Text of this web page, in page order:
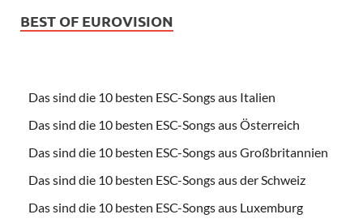
BEST OF EUROVISION
Das sind die 10 besten ESC-Songs aus Italien
Das sind die 10 besten ESC-Songs aus Österreich
Das sind die 10 besten ESC-Songs aus Großbritannien
Das sind die 10 besten ESC-Songs aus der Schweiz
Das sind die 10 besten ESC-Songs aus Luxemburg